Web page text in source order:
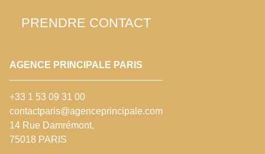
PRENDRE CONTACT
AGENCE PRINCIPALE PARIS
+33 1 53 09 31 00
contactparis@agenceprincipale.com
14 Rue Damrémont,
75018 PARIS